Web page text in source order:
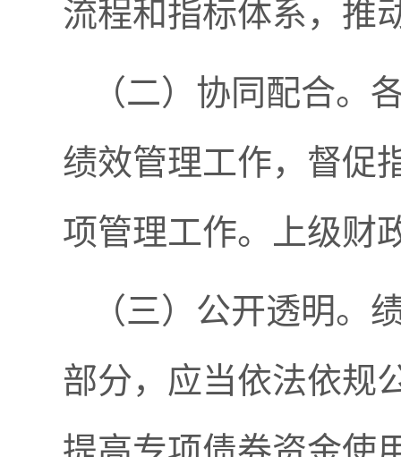
流程和指标体系，推
（二）协同配合。
绩效管理工作，督促
项管理工作。上级财
（三）公开透明。
部分，应当依法依规